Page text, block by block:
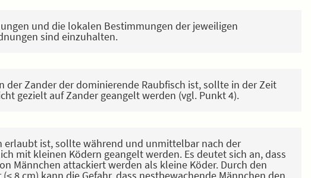
und die lokalen Bestimmungen der jeweiligen
sind einzuhalten.
der Zander der dominierende Raubfisch ist, sollte in der Zeit
gezielt auf Zander geangelt werden (vgl. Punkt 4).
erlaubt ist, sollte während und unmittelbar nach der
mit kleinen Ködern geangelt werden. Es deutet sich an, dass
Männchen attackiert werden als kleine Köder. Durch den